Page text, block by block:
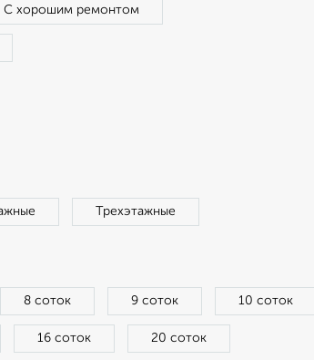
С хорошим ремонтом
Трехэтажные
8 соток 9 соток 10 соток
16 соток 20 соток